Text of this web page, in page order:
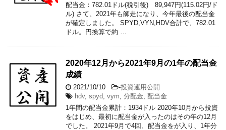
配当金：782.01ドル(税引後) 89,947円(115.02円/ド
ル) さて、2021年も師走になり、今年最後の配当金
が確定しました。 SPYD,VYN,HDV合計で、782.01
ドル。円換算で約 …
2020年12月から2021年9月の1年の配当金
成績
2021/10/10 -投資運用公開
hdv, spyd vym 分配金 配当金
1年間の配当金累計：1934ドル 2020年10月から投資
をはじめ、最初に配当金が入ったのはその年の12月
でした。 2021年9月で4回、配当金をが入り、1年分